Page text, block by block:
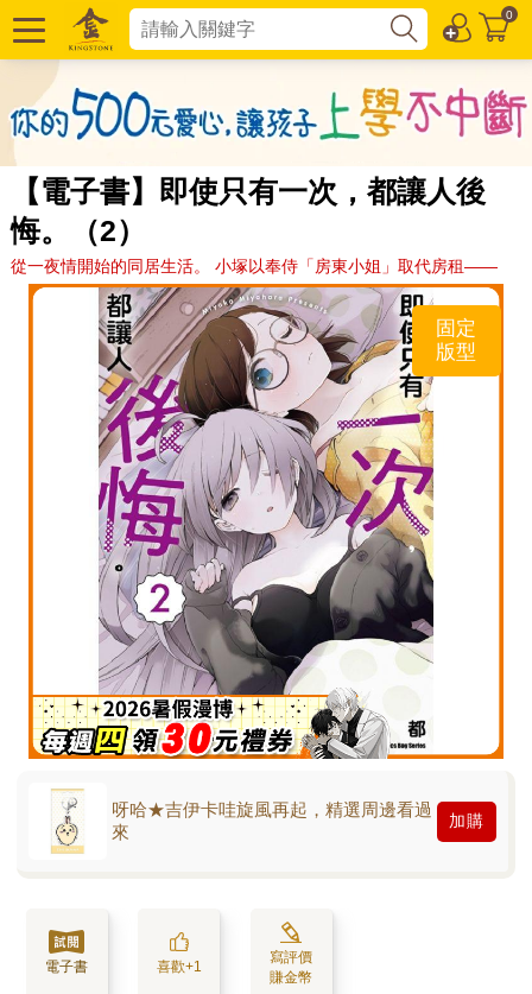
0
【電子書】即使只有一次，都讓人後
悔。（2）
從一夜情開始的同居生活。 小塚以奉侍「房東小姐」取代房租——
固定
版型
呀哈★吉伊卡哇旋風再起，精選周邊看過
來
加購
電子書 喜歡+1
寫評價
賺金幣